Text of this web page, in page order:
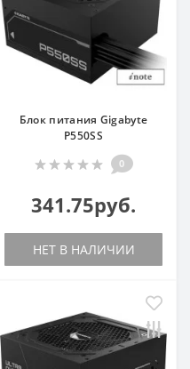
Блок питания Gigabyte
P550SS
0
341.75руб.
НЕТ В НАЛИЧИИ